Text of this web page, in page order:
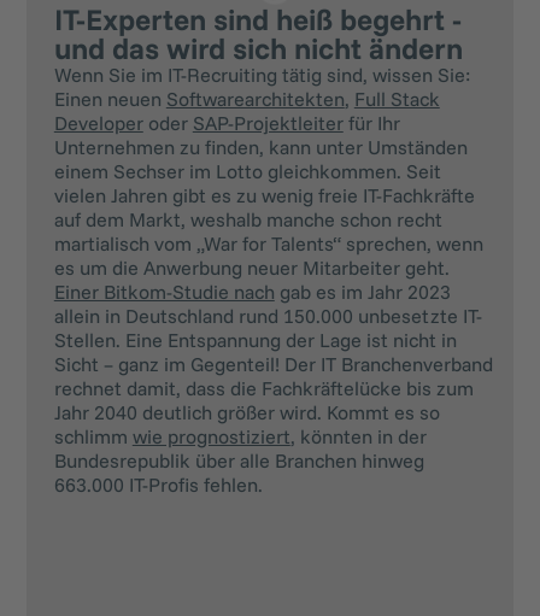
IT-Experten sind heiß begehrt -
und das wird sich nicht ändern
Wenn Sie im IT-Recruiting tätig sind, wissen Sie:
Einen neuen Softwarearchitekten, Full Stack
Developeroder SAP-Projektleiterfür Ihr
Unternehmen zu finden, kann unter Umständen
einem Sechser im Lotto gleichkommen. Seit
vielen Jahren gibt es zu wenig freie IT-Fachkräfte
auf dem Markt, weshalb manche schon recht
martialisch vom „War for Talents“ sprechen, wenn
es um die Anwerbung neuer Mitarbeiter geht.
Einer Bitkom-Studie nach gab es im Jahr 2023
allein in Deutschland rund 150.000 unbesetzte IT-
Stellen. Eine Entspannung der Lage ist nicht in
Sicht – ganz im Gegenteil! Der IT Branchenverband
rechnet damit, dass die Fachkräftelücke bis zum
Jahr 2040 deutlich größer wird. Kommt es so
schlimm wie prognostiziert, könnten in der
Bundesrepublik über alle Branchen hinweg
663.000 IT-Profis fehlen.